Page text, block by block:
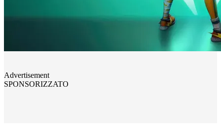
Advertisement
SPONSORIZZATO